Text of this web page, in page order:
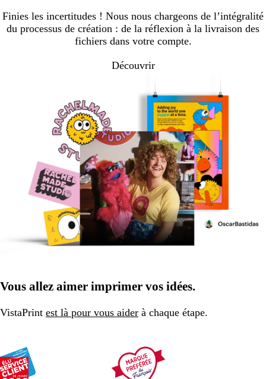
Finies les incertitudes ! Nous nous chargeons de l’intégralité
du processus de création : de la réflexion à la livraison des
fichiers dans votre compte.
Découvrir
Vous allez aimer imprimer vos idées.
VistaPrint est là pour vous aider à chaque étape.